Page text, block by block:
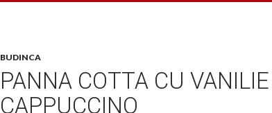
BUDINCA
PANNA COTTA CU
CAPPUCCINO